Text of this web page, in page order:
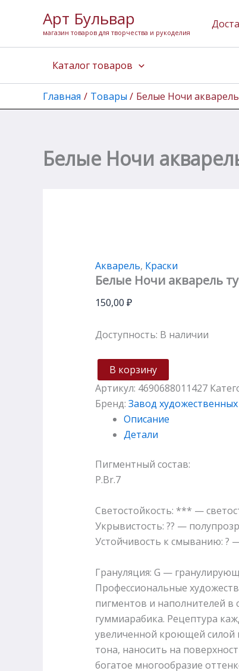
содержимому
Арт Бульвар
магазин товаров для творчества и рукоделия
Каталог товаров
Главная Товары Белые Ночи
Белые Ночи
Акварель, Краски
Белые Ночи акварель
150,00 ₽
Доступность: В наличии
товара
Белые
туба
Умбра
жженая
В корзину
Артикул: 4690688011427
Бренд: Завод
Описание
Детали
Пигментный состав:
P.Br.7
Светостойкость: *** —
Укрывистость: ?? —
Устойчивость к смыванию: ?
Грануляция: G —
Профессиональные
пигментов и наполнителей в
гуммиарабика. Рецептура
увеличенной кроющей силой
тона, наносить на
богатое многообразие